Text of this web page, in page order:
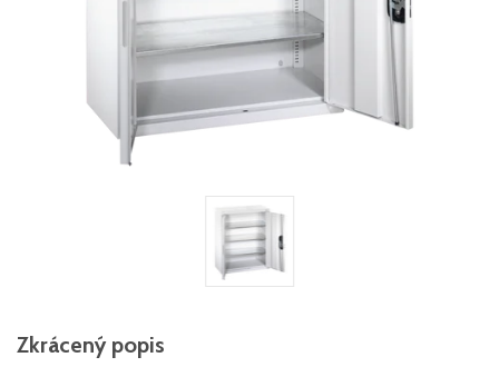
Zkrácený popis